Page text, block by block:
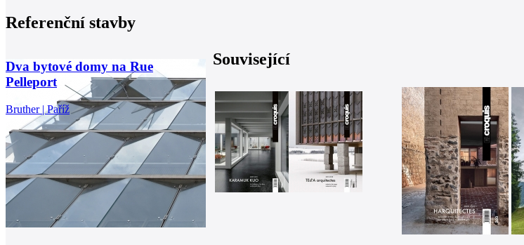
Referenční stavby
Dva bytové domy na Rue
Pelleport
Bruther | Paříž
Související